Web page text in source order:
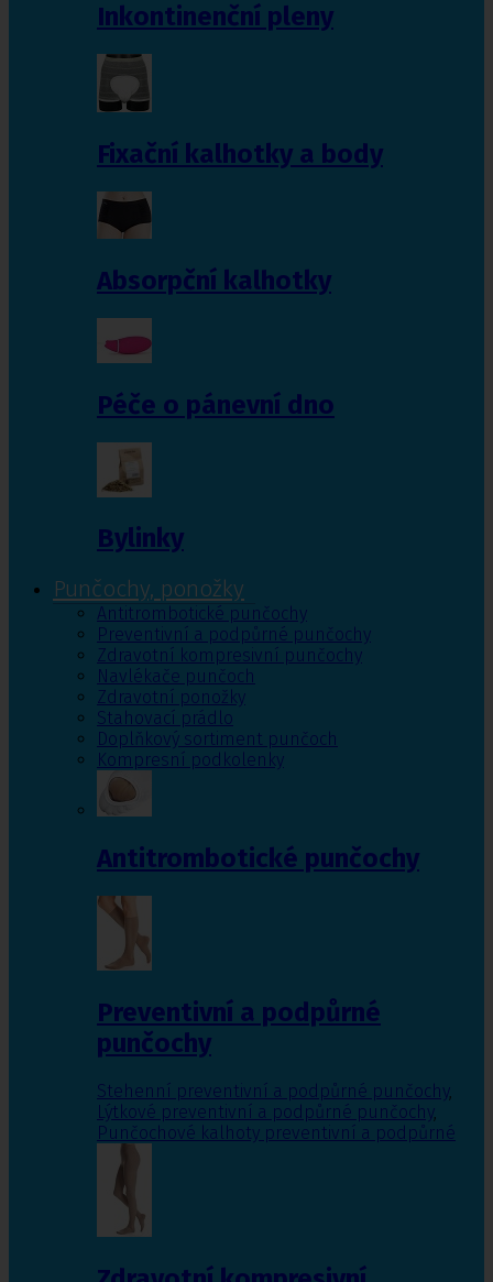
Inkontinenční pleny
Fixační kalhotky a body
Absorpční kalhotky
Péče o pánevní dno
Bylinky
Punčochy, ponožky
Antitrombotické punčochy
Preventivní a podpůrné punčochy
Zdravotní kompresivní punčochy
Navlékače punčoch
Zdravotní ponožky
Stahovací prádlo
Doplňkový sortiment punčoch
Kompresní podkolenky
Antitrombotické punčochy
Preventivní a podpůrné
punčochy
Stehenní preventivní a podpůrné punčochy,
Lýtkové preventivní a podpůrné punčochy,
Punčochové kalhoty preventivní a podpůrné